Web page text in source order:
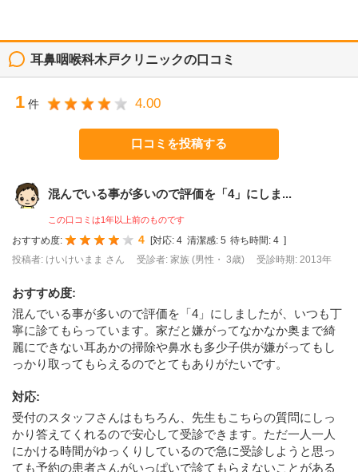
耳鼻咽喉科木戸クリニックの口コミ
1 件 4.00
口コミを投稿する
混んでいる事が多いので評価を「4」にしま...
この口コミは1年以上前のものです
おすすめ度: 4 [対応: 4 清潔感: 5 待ち時間: 4 ]
投稿者: けいけいまま さん
受診者: 家族 (男性・ 3歳) 受診時期: 2013年
おすすめ度:
混んでいる事が多いので評価を「4」にしましたが、いつも丁
寧に診てもらっています。家だと嫌がってなかなか奥まで綺
麗にできない耳あかの掃除や鼻水も多少子供が嫌がってもし
っかり取ってもらえるのでとてもありがたいです。
対応:
受付のスタッフさんはもちろん、先生もこちらの質問にしっ
かり答えてくれるので安心して受診できます。ただ一人一人
にかける時間がゆっくりしているので急に受診しようと思っ
ても予約の患者さんがいっぱいで診てもらえないことがある